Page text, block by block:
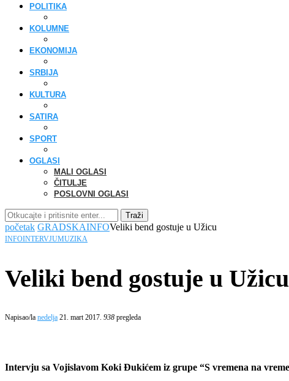
POLITIKA
KOLUMNE
EKONOMIJA
SRBIJA
KULTURA
SATIRA
SPORT
OGLASI
MALI OGLASI
ČITULJE
POSLOVNI OGLASI
Traži
početak GRADSKAINFOVeliki bend gostuje u Užicu
INFOINTERVJUMUZIKA
Veliki bend gostuje u Užicu
Napisao/la nedelja 21. mart 2017. 938 pregleda
Intervju sa Vojislavom Koki Đukićem iz grupe “S vremena na